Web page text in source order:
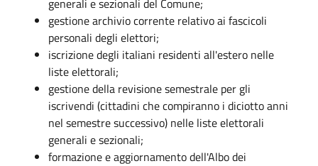
gestione archivio corrente relativo ai fascicoli
personali degli elettori;
iscrizione degli italiani residenti all'estero nelle
liste elettorali;
gestione della revisione semestrale per gli
iscrivendi (cittadini che compiranno i diciotto anni
nel semestre successivo) nelle liste elettorali
generali e sezionali;
formazione e aggiornamento dell'Albo dei